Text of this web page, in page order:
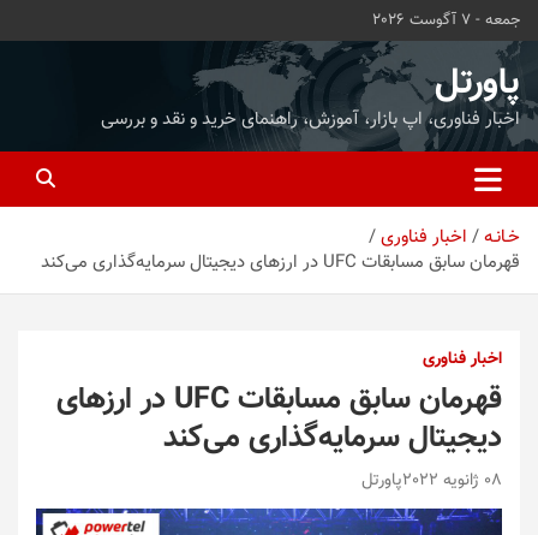
محتوا
بروید
جمعه - 7 آگوست 2026
پاورتل
اخبار فناوری، اپ بازار، آموزش، راهنمای خرید و نقد و بررسی
خـانـه
اخبار فناوری
قهرمان سابق مسابقات UFC در ارزهای دیجیتال سرمایه‌گذاری می‌کند
اخبار فناوری
قهرمان سابق مسابقات UFC در ارزهای
دیجیتال سرمایه‌گذاری می‌کند
08 ژانویه 2022 پاورتل